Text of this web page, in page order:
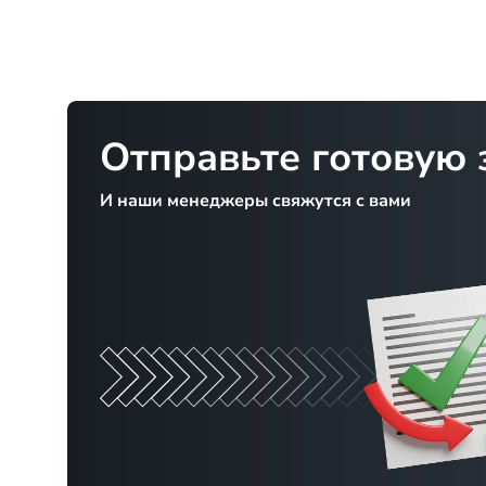
Отправьте готовую
И наши менеджеры свяжутся с вами
Или свяжитесь с нами по номеру